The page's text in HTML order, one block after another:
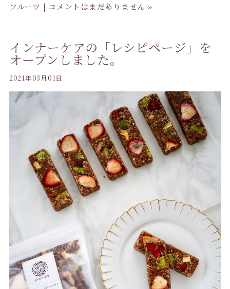
フルーツ | コメントはまだありません »
インナーケアの「レシピページ」を
オープンしました。
2021年03月01日